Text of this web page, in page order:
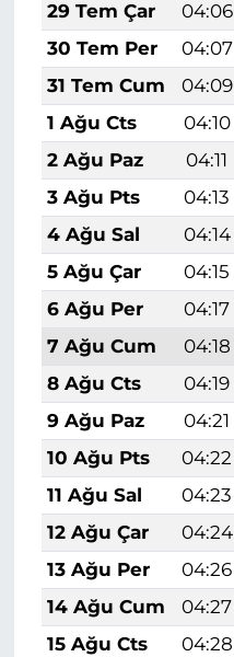
29 Tem Çar
04:06
30 Tem Per
04:07
31 Tem Cum
04:09
1 Ağu Cts
04:10
2 Ağu Paz
04:11
3 Ağu Pts
04:13
4 Ağu Sal
04:14
5 Ağu Çar
04:15
6 Ağu Per
04:17
7 Ağu Cum
04:18
8 Ağu Cts
04:19
9 Ağu Paz
04:21
10 Ağu Pts
04:22
11 Ağu Sal
04:23
12 Ağu Çar
04:24
13 Ağu Per
04:26
14 Ağu Cum
04:27
15 Ağu Cts
04:28